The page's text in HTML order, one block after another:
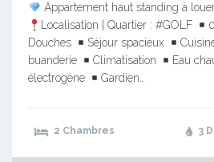
Appartement haut standing à
Localisation | Quartier : #GOLF
Douches
Séjour spacieux
buanderie
Climatisation Eau
électrogène
Gardien…
2 Chambres 3